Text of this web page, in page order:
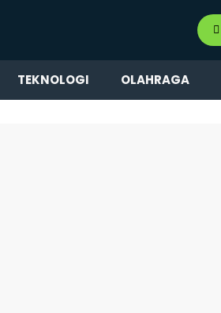
TEKNOLOGI OLAHRAGA